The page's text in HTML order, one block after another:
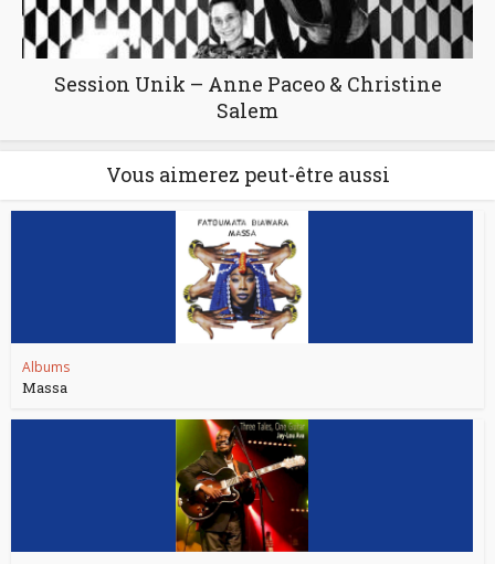
Session Unik – Anne Paceo & Christine
Salem
Vous aimerez peut-être aussi
Albums
Massa